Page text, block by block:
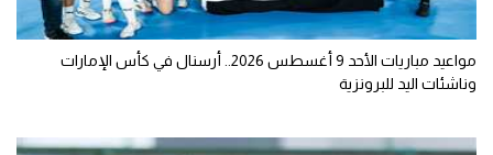
مواعيد مباريات الأحد 9 أغسطس 2026.. أرسنال في كأس الإمارات
وناشئات اليد للبرونزية